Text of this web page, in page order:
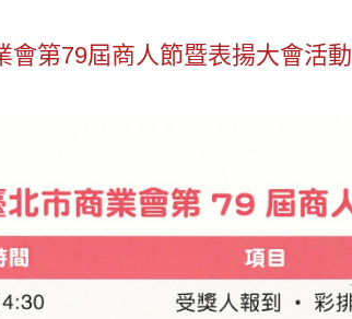
會第79屆商人節暨表揚大會活動